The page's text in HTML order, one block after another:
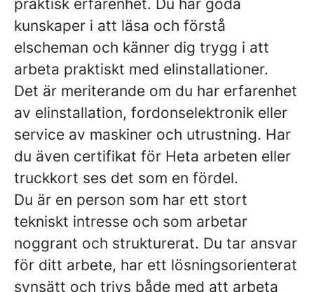
praktisk erfarenhet. Du har goda
kunskaper i att läsa och förstå
elscheman och känner dig trygg i att
arbeta praktiskt med elinstallationer.
Det är meriterande om du har erfarenhet
av elinstallation, fordonselektronik eller
service av maskiner och utrustning. Har
du även certifikat för Heta arbeten eller
truckkort ses det som en fördel.
Du är en person som har ett stort
tekniskt intresse och som arbetar
noggrant och strukturerat. Du tar ansvar
för ditt arbete, har ett lösningsorienterat
synsätt och trivs både med att arbeta